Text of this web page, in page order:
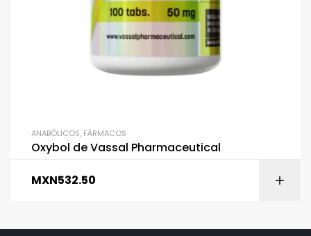
ANABÓLICOS, FÁRMACOS
Oxybol de Vassal Pharmaceutical
MXN532.50